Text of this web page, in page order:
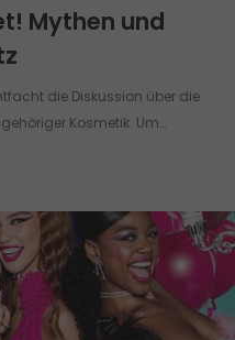
Mythen und
die Diskussion über die
Kosmetik. Um
bringen können.
Lupe.